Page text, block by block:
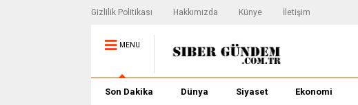
Gizlilik Politikası Hakkımızda Künye İletişim
MENU
Son Dakika Dünya Siyaset Ekonomi